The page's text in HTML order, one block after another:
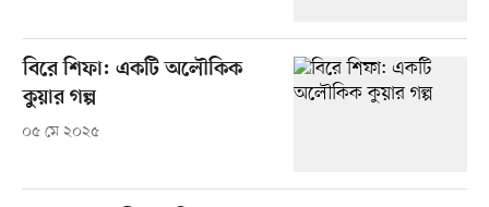
বিরে শিফা: একটি অলৌকিক
কুয়ার গল্প
০৫ মে ২০২৫